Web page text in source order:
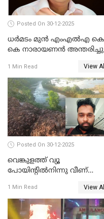
Posted On 30-12-2025
ധർമടം മുൻ എംഎല്‍എ കെ
കെ നാരായണന്‍ അന്തരിച്ചു
1 Min Read View All
Posted On 30-12-2025
വെങ്കുളത്ത് വ്യൂ
പോയിന്റിൽനിന്നു വീണ്
1 Min Read View All